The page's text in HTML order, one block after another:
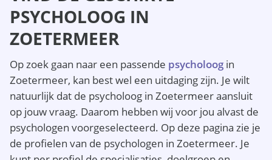
PSYCHOLOOG IN
ZOETERMEER
Op zoek gaan naar een passende psycholoog in
Zoetermeer, kan best wel een uitdaging zijn. Je wilt
natuurlijk dat de psycholoog in Zoetermeer aansluit
op jouw vraag. Daarom hebben wij voor jou alvast de
psychologen voorgeselecteerd. Op deze pagina zie je
de profielen van de psychologen in Zoetermeer. Je